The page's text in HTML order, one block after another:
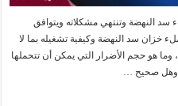
النهضة وتنتهي مشكلاته ويتوافق
خزان سد النهضة وكيفية تشغيله بما لا
هو حجم الأضرار التي يمكن أن تتحملها
وهل صحيح …